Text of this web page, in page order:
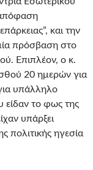
και την
πρόσβαση στο
Επιπλέον, ο κ.
20 ημερών για
υπάλληλο
είδαν το φως της
υπάρξει
πολιτικής ηγεσία